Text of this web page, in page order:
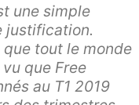
une simple
justification.
tout le monde
que Free
au T1 2019